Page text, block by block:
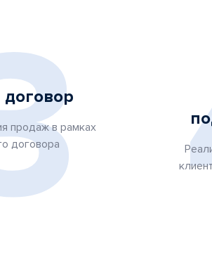
продаж в рамках
договора